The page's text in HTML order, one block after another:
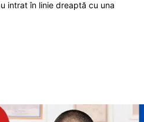
intrat în linie dreaptă cu una